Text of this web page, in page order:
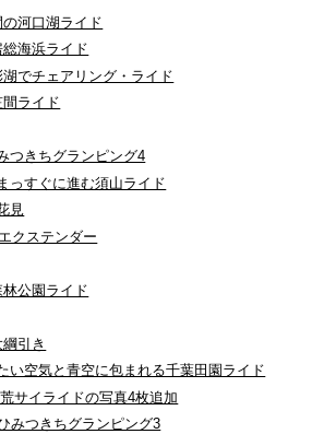
河口湖ライド
海浜ライド
でチェアリング・ライド
ライド
つきちグランピング4
っすぐに進む須山ライド
見
クステンダー
公園ライド
引き
い空気と青空に包まれる千葉田園ライド
サイライドの写真4枚追加
みつきちグランピング3